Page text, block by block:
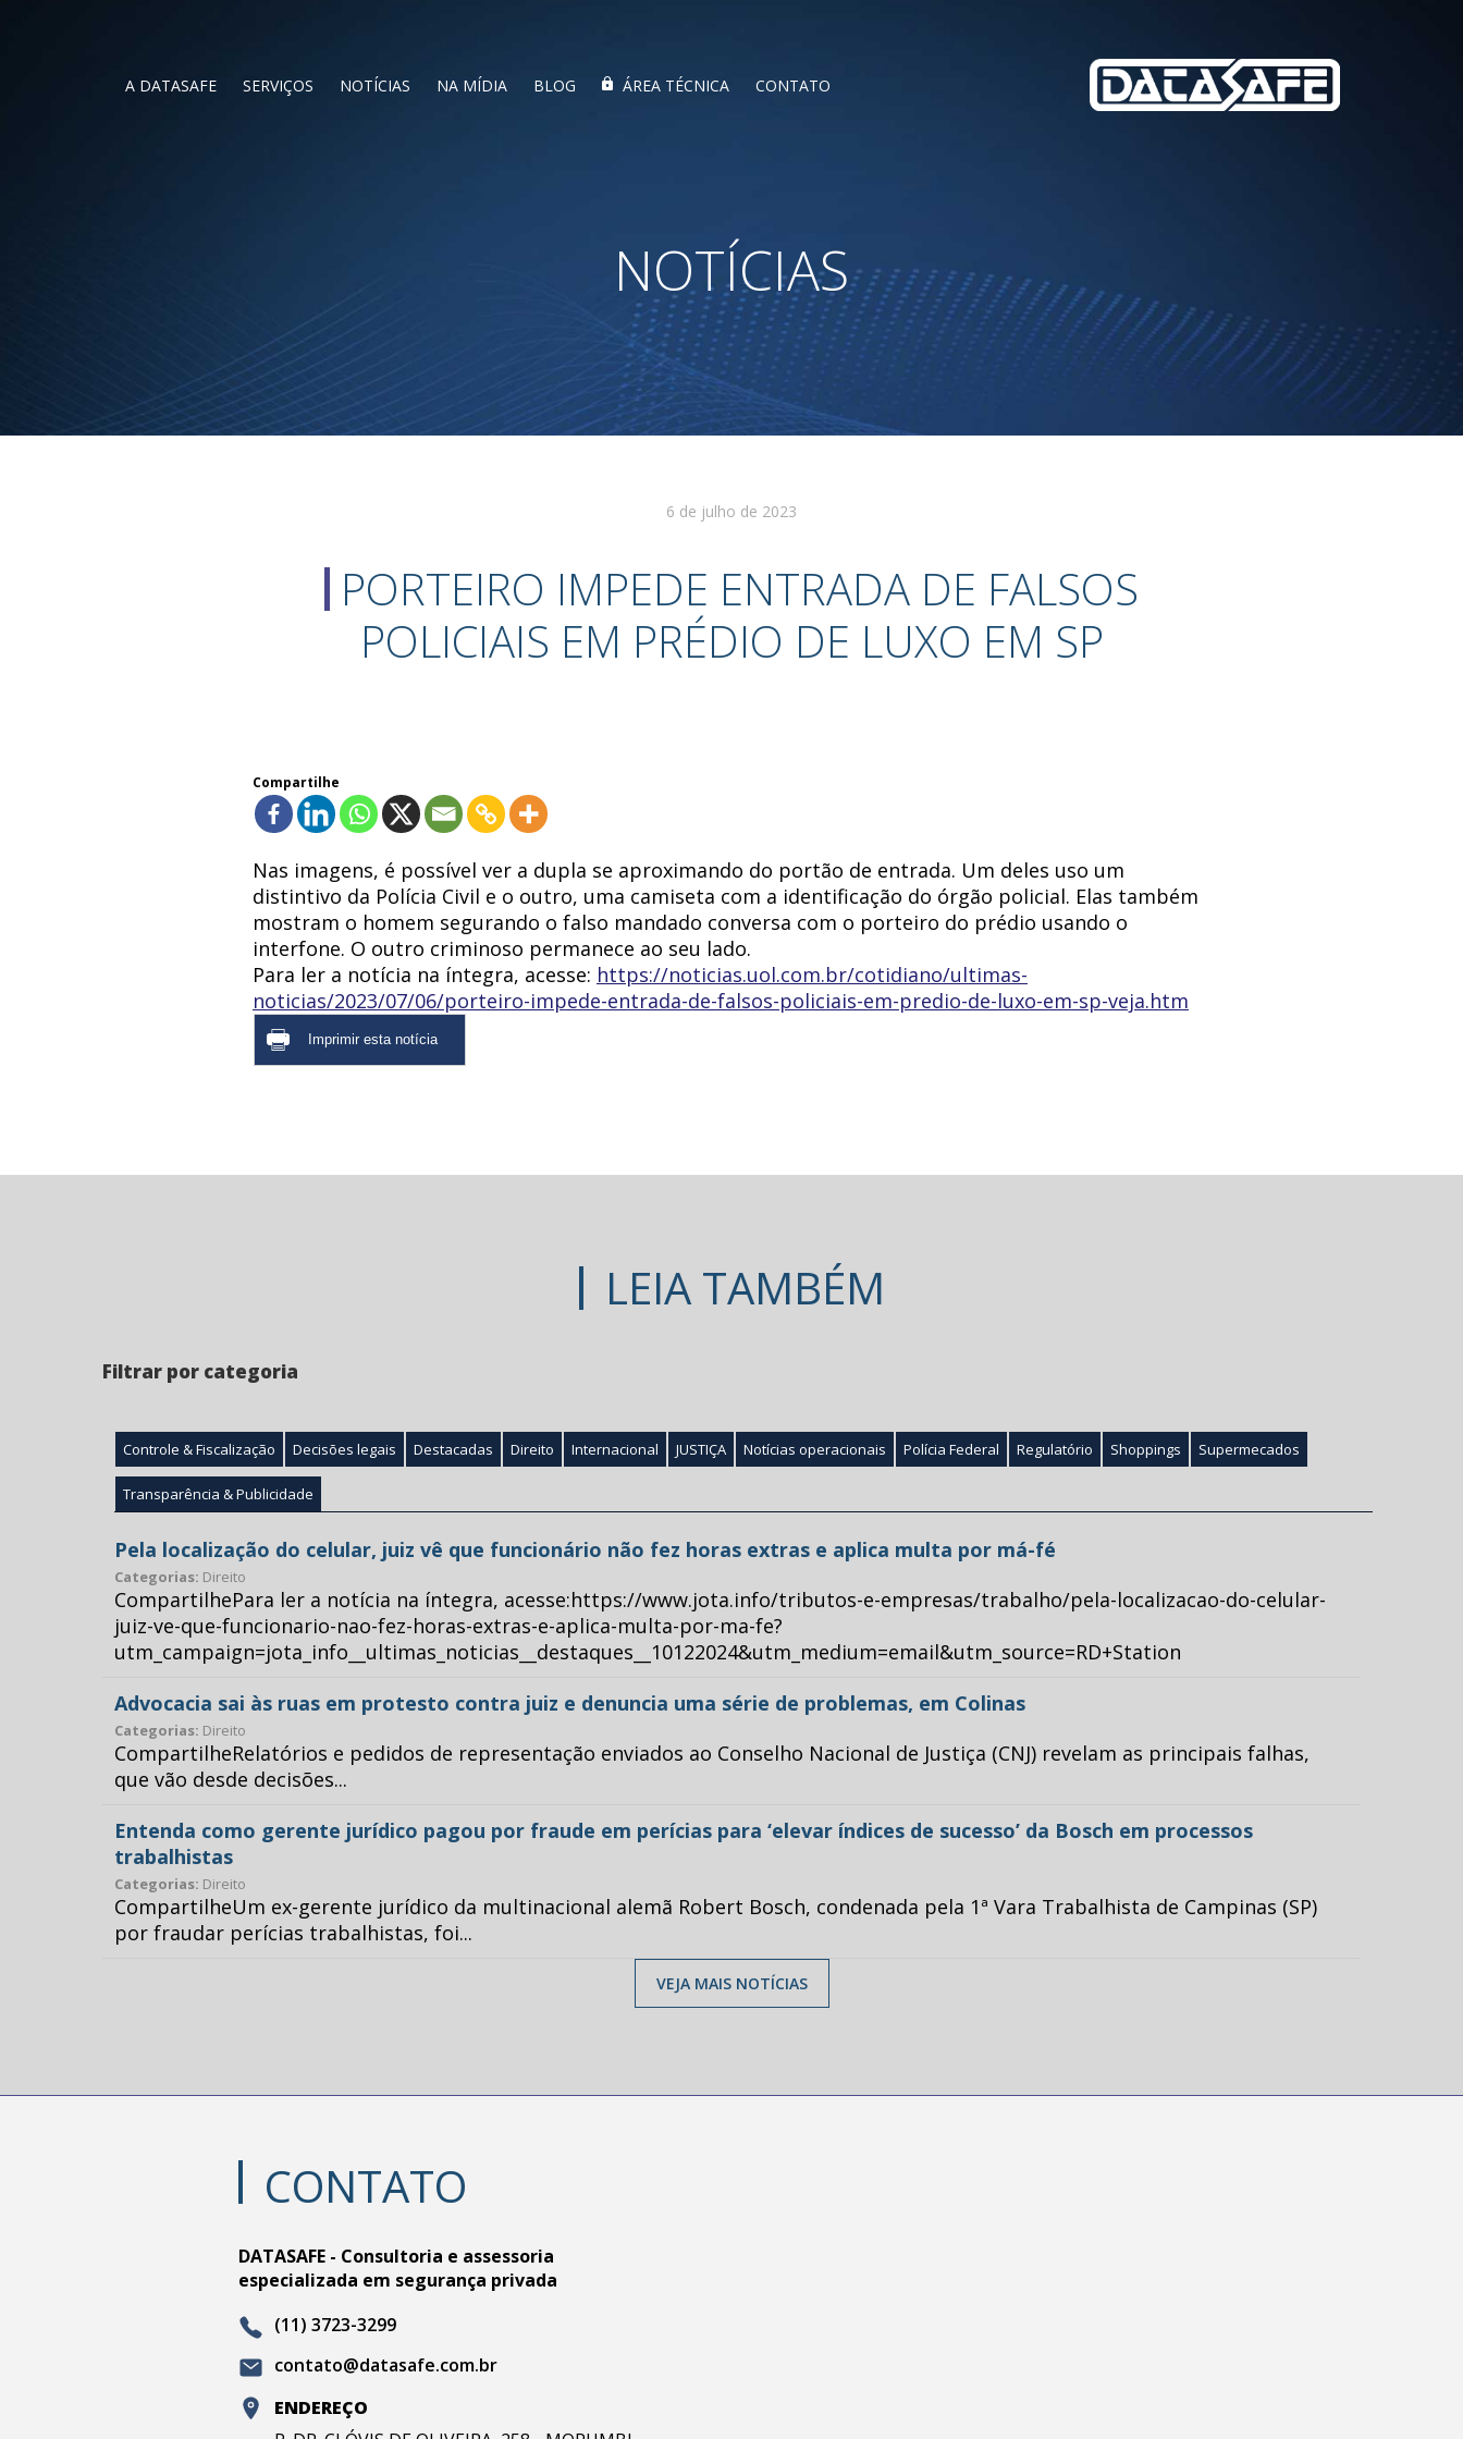
A DATASAFE SERVIÇOS NOTÍCIAS NA MÍDIA BLOG ÁREA TÉCNICA CONTATO
NOTÍCIAS
6 de julho de 2023
PORTEIRO IMPEDE ENTRADA DE FALSOS
POLICIAIS EM PRÉDIO DE LUXO EM SP
Compartilhe
Nas imagens, é possível ver a dupla se aproximando do portão de entrada. Um deles uso um
distintivo da Polícia Civil e o outro, uma camiseta com a identificação do órgão policial. Elas também
mostram o homem segurando o falso mandado conversa com o porteiro do prédio usando o
interfone. O outro criminoso permanece ao seu lado.
Para ler a notícia na íntegra, acesse: https://noticias.uol.com.br/cotidiano/ultimas-
noticias/2023/07/06/porteiro-impede-entrada-de-falsos-policiais-em-predio-de-luxo-em-sp-veja.htm
LEIA TAMBÉM
Filtrar por categoria
Controle & Fiscalização Decisões legais Destacadas Direito Internacional JUSTIÇA Notícias operacionais Polícia Federal Regulatório Shoppings Supermecados
Transparência & Publicidade
Pela localização do celular, juiz vê que funcionário não fez horas extras e aplica multa por má-fé
Categorias: Direito
CompartilhePara ler a notícia na íntegra, acesse:https://www.jota.info/tributos-e-empresas/trabalho/pela-localizacao-do-celular-
juiz-ve-que-funcionario-nao-fez-horas-extras-e-aplica-multa-por-ma-fe?
utm_campaign=jota_info__ultimas_noticias__destaques__10122024&utm_medium=email&utm_source=RD+Station
Advocacia sai às ruas em protesto contra juiz e denuncia uma série de problemas, em Colinas
Categorias: Direito
CompartilheRelatórios e pedidos de representação enviados ao Conselho Nacional de Justiça (CNJ) revelam as principais falhas,
que vão desde decisões...
Entenda como gerente jurídico pagou por fraude em perícias para ‘elevar índices de sucesso’ da Bosch em processos
trabalhistas
Categorias: Direito
CompartilheUm ex-gerente jurídico da multinacional alemã Robert Bosch, condenada pela 1ª Vara Trabalhista de Campinas (SP)
por fraudar perícias trabalhistas, foi...
VEJA MAIS NOTÍCIAS
CONTATO
DATASAFE - Consultoria e assessoria
especializada em segurança privada
(11) 3723-3299
contato@datasafe.com.br
ENDEREÇO